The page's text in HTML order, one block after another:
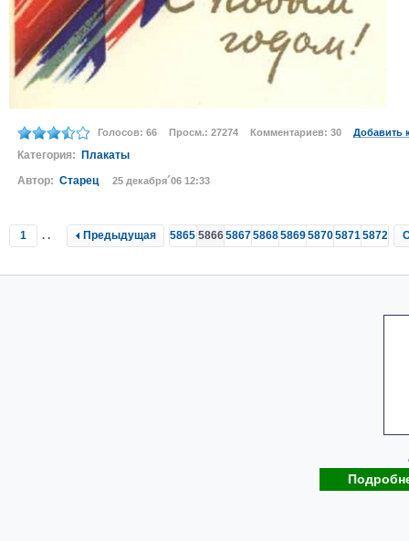
Голосов: 66 Просм.: 27274 Комментариев: 30 Добавить
Категория:
Плакаты
Автор: Старец 25 декабря´06 12:33
1 .. Предыдущая 5865 5866586758685869587058715872